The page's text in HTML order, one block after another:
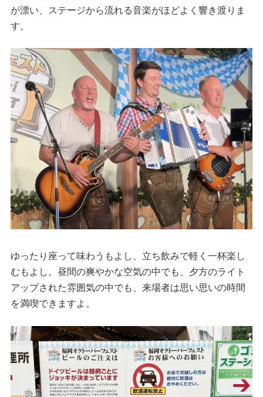
が漂い、ステージから流れる音楽がほどよく響き渡りま
す。
ゆったり座って味わうもよし、立ち飲みで軽く一杯楽し
むもよし。昼間の爽やかな空気の中でも、夕方のライト
アップされた雰囲気の中でも、来場者は思い思いの時間
を満喫できますよ。